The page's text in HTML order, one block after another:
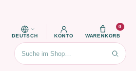
DEUTSCH KONTO WARENKORB
0
Suchen